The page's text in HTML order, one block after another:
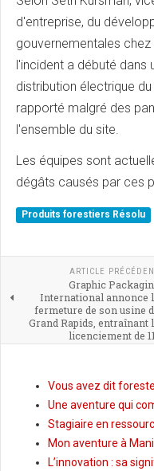
d'entreprise, du
gouvernementales
l'incident a débuté dans
distribution électrique
rapporté malgré des
l'ensemble du site.
Les équipes sont
dégâts causés par ces
Produits forestiers Résolu
ARTICLE
Graphic
International annonce
fermeture de son usine
Grand Rapids, entraînant
licenciement de
Vous avez dit
Une aventure qui
Stagiaire en
Mon aventure à
L’innovation : sa